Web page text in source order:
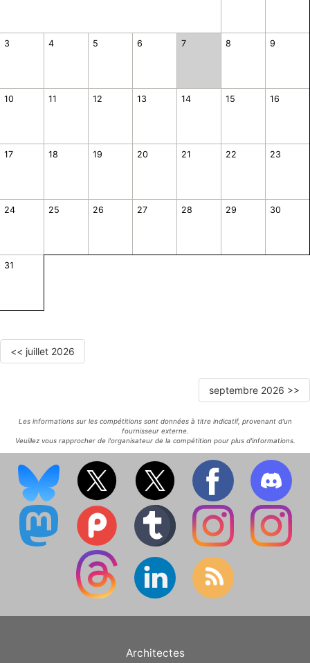
3 4 5 6 7 8 9
10 11 12 13 14 15 16
17 18 19 20 21 22 23
24 25 26 27 28 29 30
31
<< juillet 2026
septembre 2026 >>
Les informations sur les compétitions sont données à titre indicatif, provenant d'un
fournisseur externe.
Veuillez vous rapprocher de l'organisateur de la compétition pour plus d'informations.
Architectes